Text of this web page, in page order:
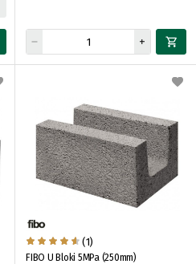
(1)
FIBO U Bloki 5MPa (250mm)